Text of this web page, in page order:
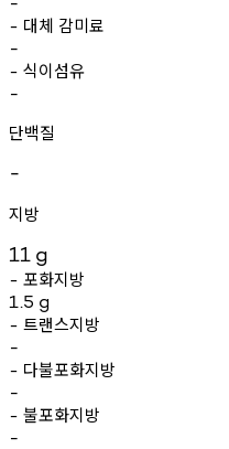
- 대체 감미료
-
- 식이섬유
-
단백질
-
지방
11 g
- 포화지방
1.5 g
- 트랜스지방
-
- 다불포화지방
-
- 불포화지방
-